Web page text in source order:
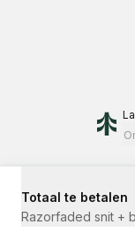
Totaal te betalen
Razorfaded snit +